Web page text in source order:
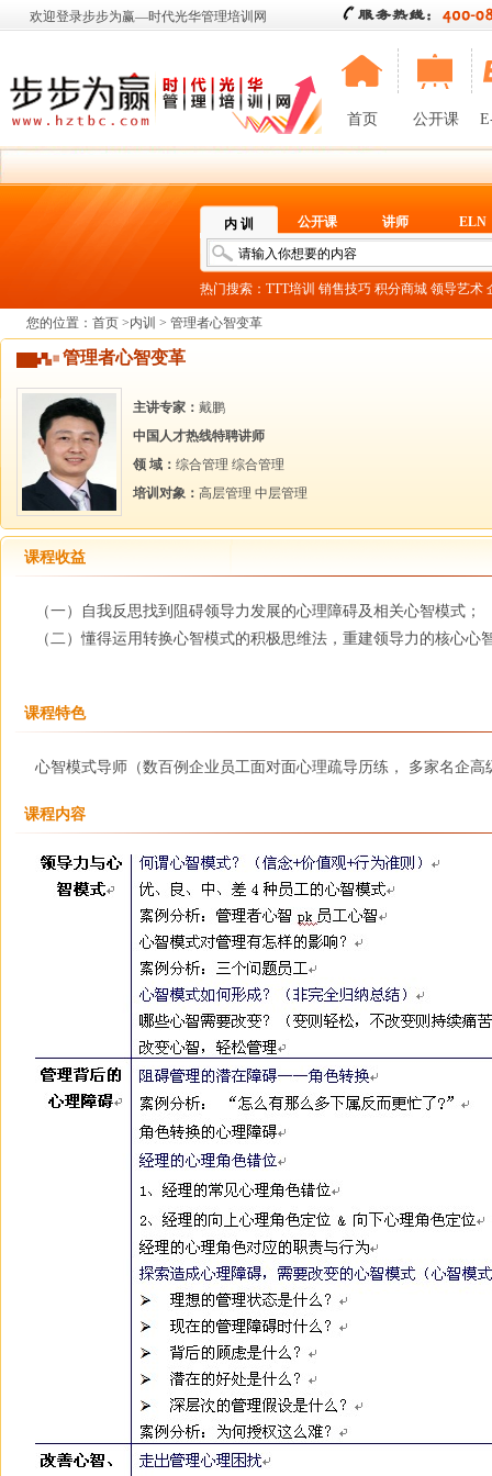
欢迎登录步步为赢—时代光华管理培训网
首页 公开课
内 训 公开课 讲师 ELN
热门搜索： TTT培训 销售技巧 积分商城 领导艺术
您的位置： 首页 >内训 > 管理者心智变革
管理者心智变革
主讲专家： 戴鹏
中国人才热线特聘讲师
领 域： 综合管理 综合管理
培训对象： 高层管理 中层管理
课程收益
（一）自我反思找到阻碍领导力发展的心理障碍及相关心智模式；
（二）懂得运用转换心智模式的积极思维法，重建领导力的核心心
课程特色
心智模式导师（数百例企业员工面对面心理疏导历练， 多家名企高
课程内容